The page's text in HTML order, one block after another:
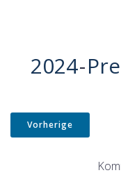
2024-
Vorherige